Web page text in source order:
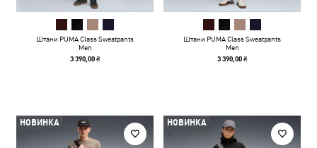
Штани PUMA Class Sweatpants
Men
3 390,00 ₴
Штани PUMA Class Sweatpants
Men
3 390,00 ₴
НОВИНКА НОВИНКА